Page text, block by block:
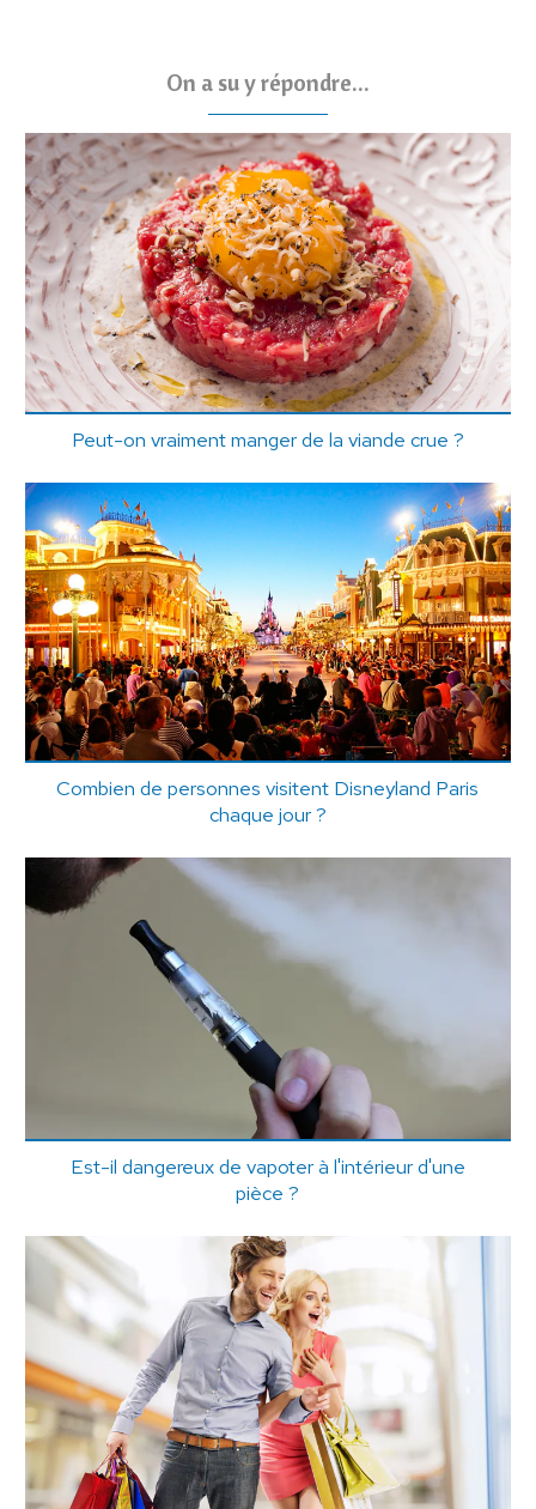
On a su y répondre...
Peut-on vraiment manger de la viande crue ?
Combien de personnes visitent Disneyland Paris
chaque jour ?
Est-il dangereux de vapoter à l'intérieur d'une
pièce ?